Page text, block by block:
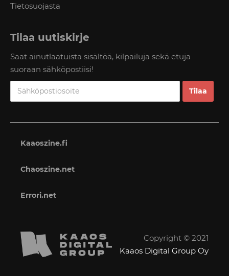
Tietosuojasta
Tilaa uutiskirje
Saat ainutlaatuista sisältöä, kilpailuja sekä etuja
suoraan sähköpostiisi!
Kaaoszine.fi
Chaoszine.net
Errori.net
Copyright © 2021
Kaaos Digital Group Oy